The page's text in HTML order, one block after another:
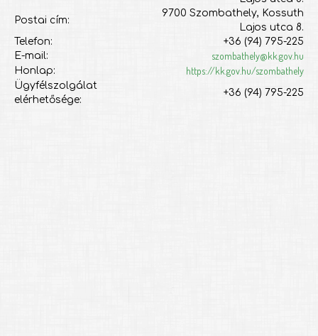
Postai cím:
9700 Szombathely, Kossuth
Lajos utca 8.
Telefon:
+36 (94) 795-225
E-mail:
szombathely@kk.gov.hu
Honlap: https://kk.gov.hu/szombathely
Ügyfélszolgálat
elérhetősége:
+36 (94) 795-225